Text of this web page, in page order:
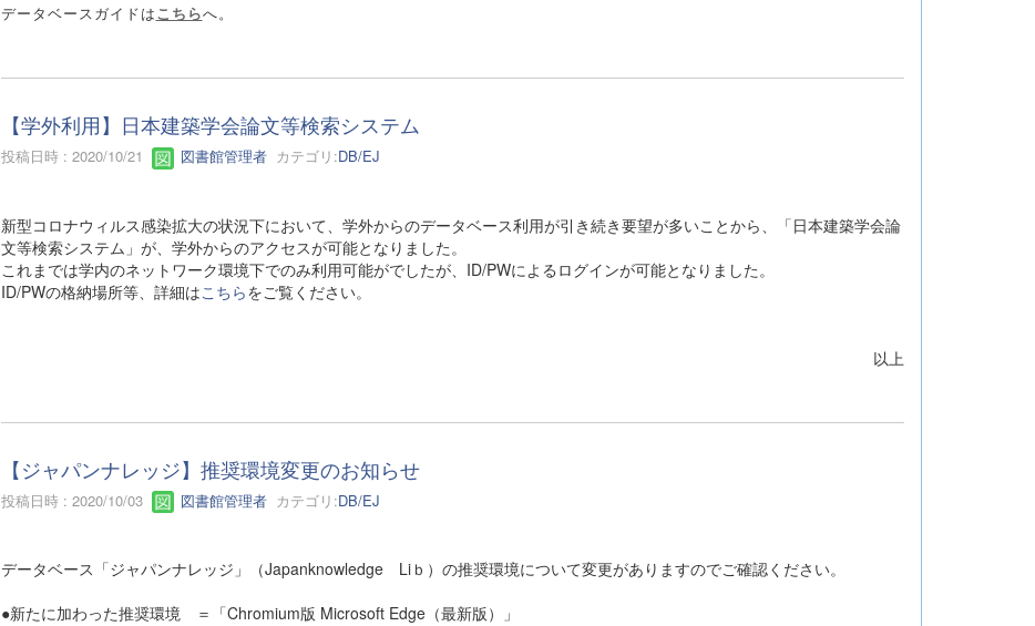
データベースガイドは こちらへ。
【学外利用】日本建築学会論文等検索システム
投稿日時 : 2020/10/21 図書館管理者カテゴリ:DB/EJ
新型コロナウィルス感染拡大の状況下において、学外からのデータベース利用が引き続き要望が多いことから、「日本建築学会論
文等検索システム」が、学外からのアクセスが可能となりました。
これまでは学内のネットワーク環境下でのみ利用可能がでしたが、ID/PWによるログインが可能となりました。
ID/PWの格納場所等、詳細はこちらをご覧ください。
以上
【ジャパンナレッジ】推奨環境変更のお知らせ
投稿日時 : 2020/10/03 図書館管理者カテゴリ:DB/EJ
データベース「ジャパンナレッジ」（Japanknowledge Liｂ）の推奨環境について変更がありますのでご確認ください。
●新たに加わった推奨環境 ＝「Chromium版 Microsoft Edge（最新版）」